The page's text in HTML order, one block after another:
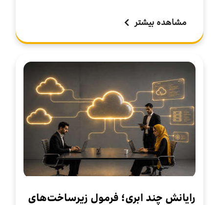
مشاهده بیشتر
رایانش چند ابری؛ فرمول زیرساخت‌های